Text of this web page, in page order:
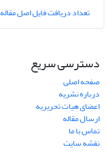
تعداد دریافت فایل اصل مقاله
دسترسی سریع
صفحه اصلی
درباره نشریه
اعضای هیات تحریریه
ارسال مقاله
تماس با ما
نقشه سایت